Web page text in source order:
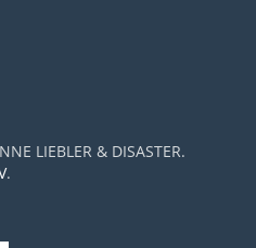
LIEBLER & DISASTER.
.